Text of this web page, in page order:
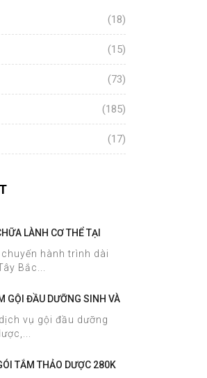
(18)
(15)
(73)
(185)
(17)
LÀNH CƠ THỂ TẠI
hành trình dài
Bắc...
GỘI ĐẦU DƯỠNG SINH VÀ
vụ gội đầu dưỡng
TẮM THẢO DƯỢC 280K